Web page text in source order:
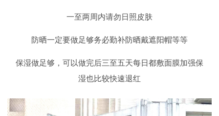
一至两周内请勿日照皮肤
防晒一定要做足够务必勤补防晒戴遮阳帽等等
保湿做足够，可以做完后三至五天每日都敷面膜加强保
湿也比较快速退红